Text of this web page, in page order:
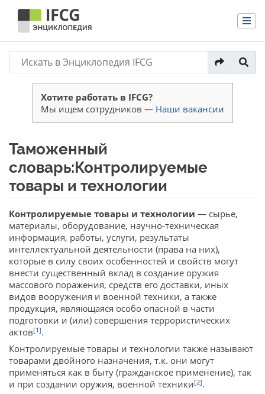
Хотите работать в IFCG?
Мы ищем сотрудников — Наши вакансии
Таможенный
словарь:Контролируемые
товары и технологии
Перейти к:навигация,поиск
Контролируемые товары и технологии — сырье,
материалы, оборудование, научно-техническая
информация, работы, услуги, результаты
интеллектуальной деятельности (права на них),
которые в силу своих особенностей и свойств могут
внести существенный вклад в создание оружия
массового поражения, средств его доставки, иных
видов вооружения и военной техники, а также
продукция, являющаяся особо опасной в части
подготовки и (или) совершения террористических
актов[1].
Контролируемые товары и технологии также называют
товарами двойного назначения, т.к. они могут
применяться как в быту (гражданское применение), так
и при создании оружия, военной техники[2].